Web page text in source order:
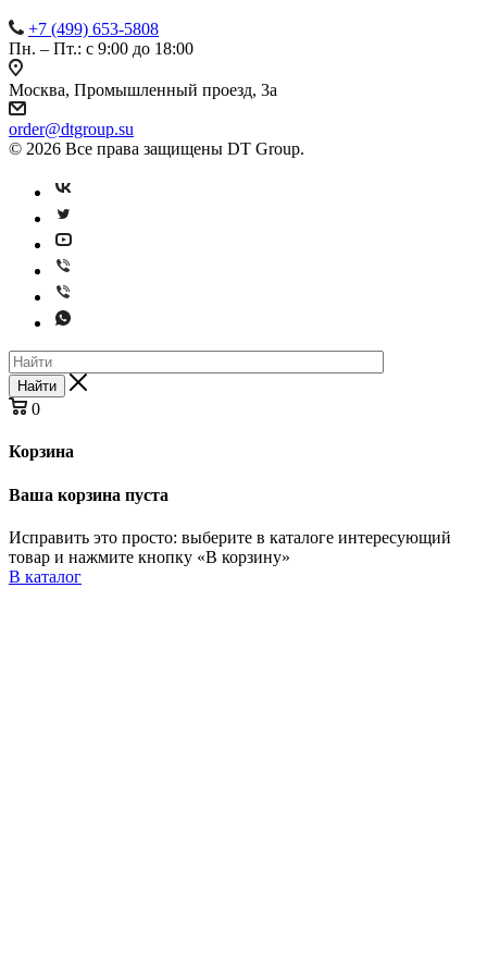
+7 (499) 653-5808
Пн. – Пт.: с 9:00 до 18:00
Москва, Промышленный проезд, 3а
order@dtgroup.su
© 2026 Все права защищены DT Group.
Найти
0
Корзина
Ваша корзина пуста
Исправить это просто: выберите в каталоге интересующий
товар и нажмите кнопку «В корзину»
В каталог